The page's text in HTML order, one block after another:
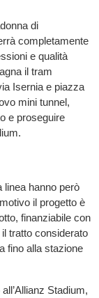
di
completamente
e qualità
il tram
Isernia e piazza
mini tunnel,
e proseguire
linea hanno però
il progetto è
finanziabile con
tratto considerato
fino alla stazione
Stadium,